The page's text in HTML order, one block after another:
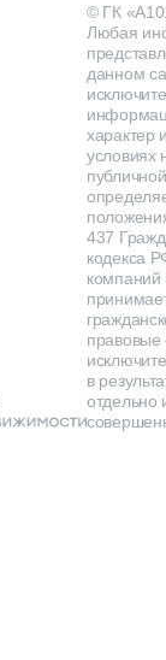
© ГК
Любая
данном
характер
условиях
437
кодекса
правовые
в
отдельно